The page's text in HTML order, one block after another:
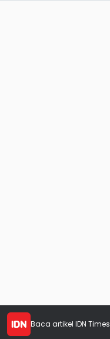
Baca artikel IDN Times